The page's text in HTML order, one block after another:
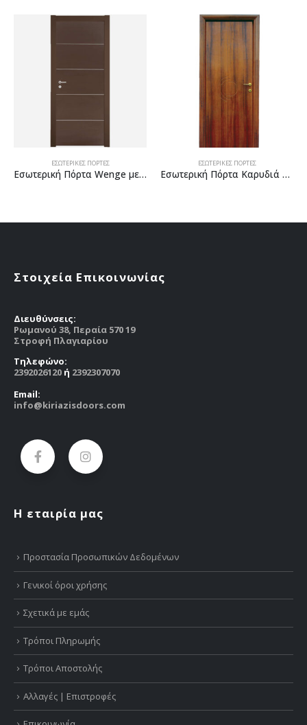
ΕΣΩΤΕΡΙΚΕΣ ΠΟΡΤΕΣ
Εσωτερική Πόρτα Καρυδιά με inox
ΕΣΩΤΕΡΙΚΕΣ ΠΟΡΤΕΣ
Στοιχεία Επικοινωνίας
Διευθύνσεις:
Ρωμανού 38, Περαία 570 19
Στροφή Πλαγιαρίου
Tηλεφώνο:
2392026120 ή 2392307070
Email:
info@kiriazisdoors.com
Η εταιρία μας
Προστασία Προσωπικών Δεδομένων
Γενικοί όροι χρήσης
Σχετικά με εμάς
Τρόποι Πληρωμής
Τρόποι Αποστολής
Αλλαγές | Επιστροφές